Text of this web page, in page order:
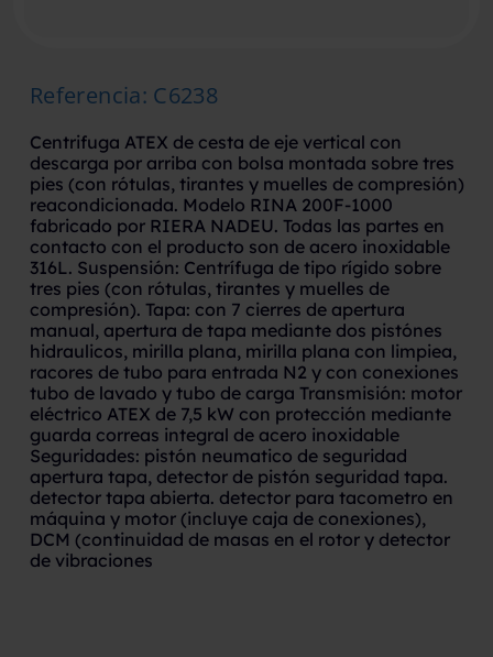
Referencia: C6238
Centrifuga ATEX de cesta de eje vertical con
descarga por arriba con bolsa montada sobre tres
pies (con rótulas, tirantes y muelles de compresión)
reacondicionada. Modelo RINA 200F-1000
fabricado por RIERA NADEU. Todas las partes en
contacto con el producto son de acero inoxidable
316L. Suspensión: Centrífuga de tipo rígido sobre
tres pies (con rótulas, tirantes y muelles de
compresión). Tapa: con 7 cierres de apertura
manual, apertura de tapa mediante dos pistónes
hidraulicos, mirilla plana, mirilla plana con limpiea,
racores de tubo para entrada N2 y con conexiones
tubo de lavado y tubo de carga Transmisión: motor
eléctrico ATEX de 7,5 kW con protección mediante
guarda correas integral de acero inoxidable
Seguridades: pistón neumatico de seguridad
apertura tapa, detector de pistón seguridad tapa.
detector tapa abierta. detector para tacometro en
máquina y motor (incluye caja de conexiones),
DCM (continuidad de masas en el rotor y detector
de vibraciones